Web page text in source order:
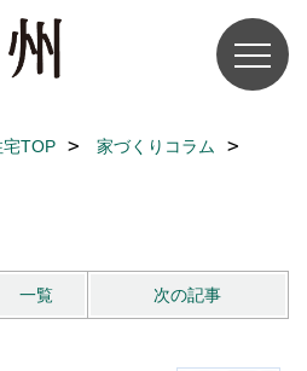
TOP
家づくりコラム
一覧 次の記事